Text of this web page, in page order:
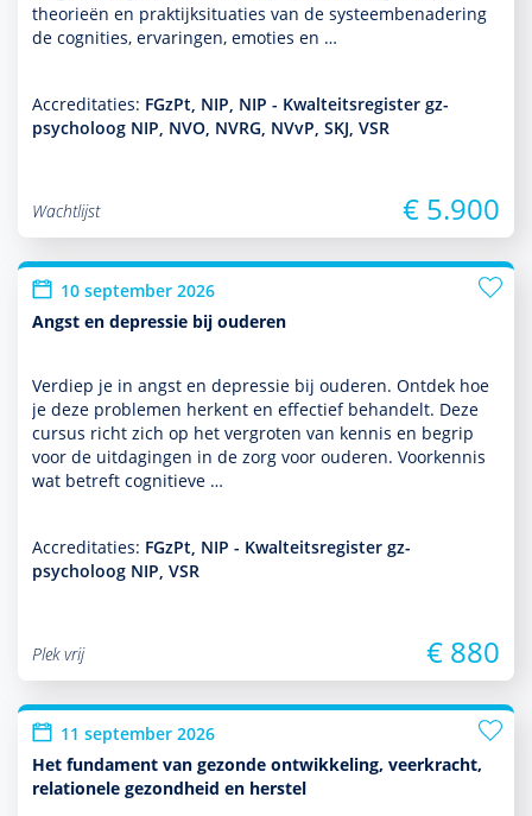
theorieën en prak­tijksituaties van de systeembenade­ring
de cognities, ervaringen, emoties en …
Accreditaties: FGzPt, NIP, NIP - Kwalteitsregister gz-
psycholoog NIP, NVO, NVRG, NVvP, SKJ, VSR
Wachtlijst € 5.900
10 september 2026
Angst en depressie bij ouderen
Verdiep je in angst en depres­sie bij ouderen. Ontdek hoe
je deze pro­ble­men herkent en effectief behan­delt. Deze
cursus richt zich op het vergroten van kennis en begrip
voor de uitdagingen in de zorg voor ouderen. Voorkennis
wat betreft cogni­tieve …
Accreditaties: FGzPt, NIP - Kwalteitsregister gz-
psycholoog NIP, VSR
Plek vrij € 880
11 september 2026
Het fundament van gezonde ontwikkeling, veerkracht,
relationele gezondheid en herstel